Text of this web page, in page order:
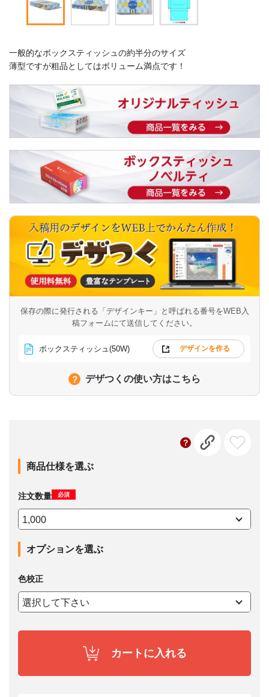
一般的なボックスティッシュの約半分のサイズ
薄型ですが粗品としてはボリューム満点です！
保存の際に発行される「デザインキー」と呼ばれる番号をWEB入
稿フォームにて送信してください。
ボックスティッシュ(50W) デザインを作る
デザつくの使い方はこちら
商品仕様を選ぶ
注文数量 必須
オプションを選ぶ
色校正
カートに入れる